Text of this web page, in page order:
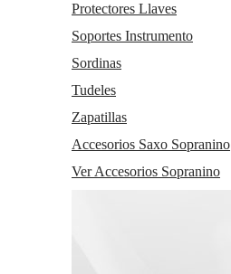
Protectores Llaves
Soportes Instrumento
Sordinas
Tudeles
Zapatillas
Accesorios Saxo Sopranino
Ver Accesorios Sopranino